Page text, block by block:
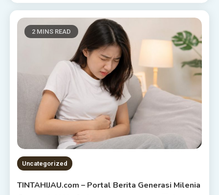
2 MINS READ
Uncategorized
TINTAHIJAU.com – Portal Berita Generasi Milenia